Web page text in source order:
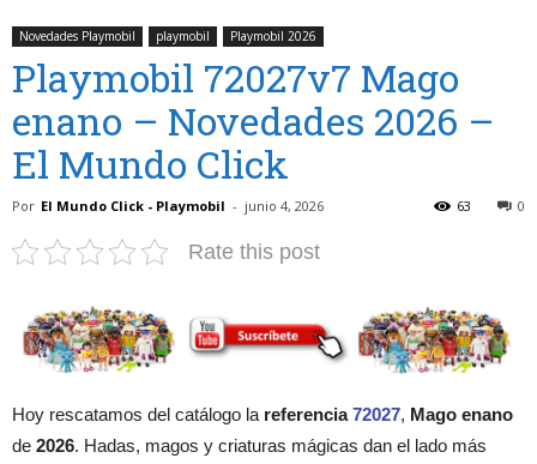
Novedades Playmobil playmobil Playmobil 2026
Playmobil 72027v7 Mago
enano – Novedades 2026 –
El Mundo Click
Por El Mundo Click - Playmobil - junio 4, 2026 0
63
Rate this post
Hoy rescatamos del catálogo la referencia72027, Mago enano
de 2026. Hadas, magos y criaturas mágicas dan el lado más